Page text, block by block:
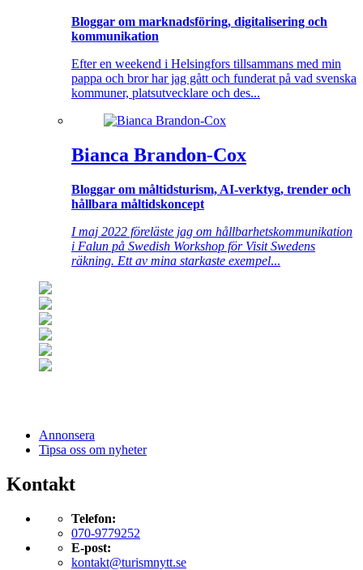
Bloggar om marknadsföring, digitalisering och
kommunikation
Efter en weekend i Helsingfors tillsammans med min
pappa och bror har jag gått och funderat på vad svenska
kommuner, platsutvecklare och des...
Bianca Brandon-Cox
Bloggar om måltidsturism, AI-verktyg, trender och
hållbara måltidskoncept
I maj 2022 föreläste jag om hållbarhetskommunikation
i Falun på Swedish Workshop för Visit Swedens
räkning. Ett av mina starkaste exempel...
Annonsera
Tipsa oss om nyheter
Kontakt
Telefon:
070-9779252
E-post:
kontakt@turismnytt.se